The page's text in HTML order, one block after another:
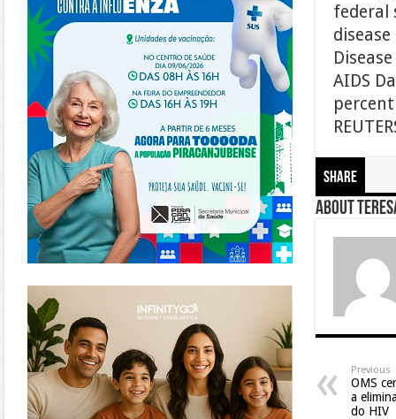
federal
AIDS
Share
About
Previous
OMS
a
do HIV
https://www.infinitygo.com.br/